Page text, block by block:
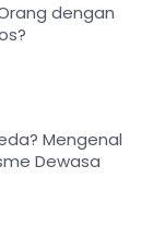
dengan
Mengenal
Dewasa